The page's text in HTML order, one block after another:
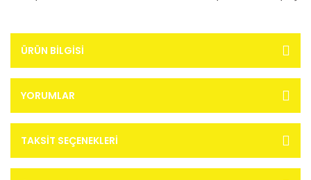
ÜRÜN BILGISI
YORUMLAR
TAKSIT SEÇENEKLERI